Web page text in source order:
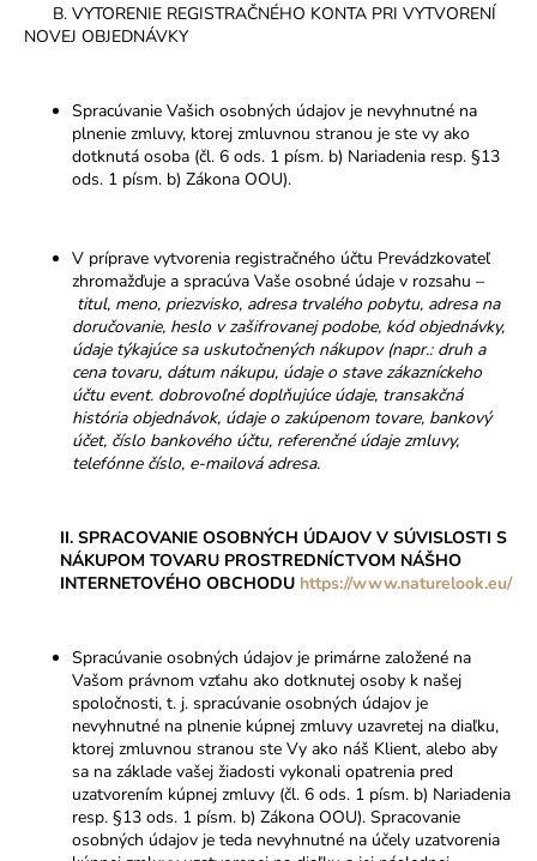
B. VYTORENIE REGISTRAČNÉHO KONTA PRI VYTVORENÍ
NOVEJ OBJEDNÁVKY
Spracúvanie Vašich osobných údajov je nevyhnutné na
plnenie zmluvy, ktorej zmluvnou stranou je ste vy ako
dotknutá osoba (čl. 6 ods. 1 písm. b) Nariadenia resp. §13
ods. 1 písm. b) Zákona OOU).
V príprave vytvorenia registračného účtu Prevádzkovateľ
zhromažďuje a spracúva Vaše osobné údaje v rozsahu –
titul, meno, priezvisko, adresa trvalého pobytu, adresa na
doručovanie, heslo v zašifrovanej podobe, kód objednávky,
údaje týkajúce sa uskutočnených nákupov (napr.: druh a
cena tovaru, dátum nákupu, údaje o stave zákazníckeho
účtu event. dobrovoľné doplňujúce údaje, transakčná
história objednávok, údaje o zakúpenom tovare, bankový
účet, číslo bankového účtu, referenčné údaje zmluvy,
telefónne číslo, e-mailová adresa.
II. SPRACOVANIE OSOBNÝCH ÚDAJOV V SÚVISLOSTI S
NÁKUPOM TOVARU PROSTREDNÍCTVOM NÁŠHO
INTERNETOVÉHO OBCHODU https://www.naturelook.eu/
Spracúvanie osobných údajov je primárne založené na
Vašom právnom vzťahu ako dotknutej osoby k našej
spoločnosti, t. j. spracúvanie osobných údajov je
nevyhnutné na plnenie kúpnej zmluvy uzavretej na diaľku,
ktorej zmluvnou stranou ste Vy ako náš Klient, alebo aby
sa na základe vašej žiadosti vykonali opatrenia pred
uzatvorením kúpnej zmluvy (čl. 6 ods. 1 písm. b) Nariadenia
resp. §13 ods. 1 písm. b) Zákona OOU). Spracovanie
osobných údajov je teda nevyhnutné na účely uzatvorenia